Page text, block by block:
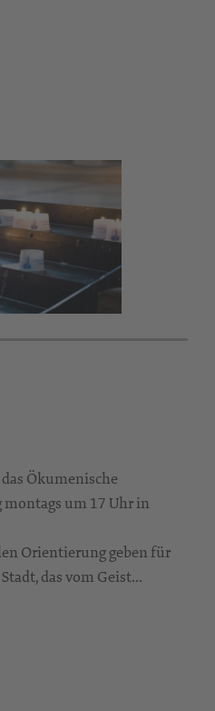
Ökumenische
montags um 17 Uhr in
Orientierung geben für
das vom Geist...